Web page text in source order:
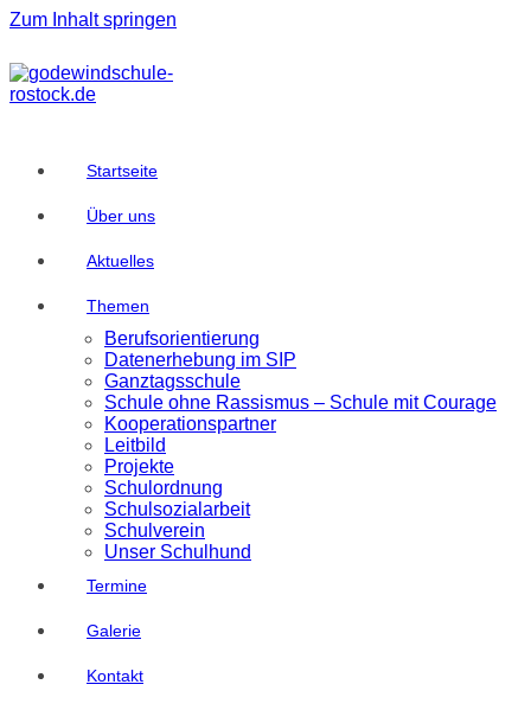
Zum Inhalt springen
Startseite
Über uns
Aktuelles
Themen
Berufsorientierung
Datenerhebung im SIP
Ganztagsschule
Schule ohne Rassismus – Schule mit Courage
Kooperationspartner
Leitbild
Projekte
Schulordnung
Schulsozialarbeit
Schulverein
Unser Schulhund
Termine
Galerie
Kontakt